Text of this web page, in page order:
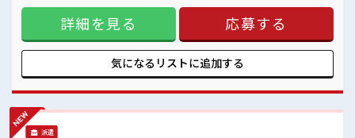
ベート満喫！ ≪髪型自由≫ 基本的に髪色自由で明るすぎたり
奇抜でなければOKです！ (規定有)制服があると毎日の服選び
に悩まずOK♪ ≪未経験の方も大カンゲイ≫ 新しいことにチ
ャレンジするのは不安だけど、 しっかり働く環境が整ってい
ます！ イチからスキルUP・ステップUP目指していきましょ
土日祝休みなので、 ON/OFFの切替もしやすい！
詳細を見る 応募する
気になるリストに追加する
派遣